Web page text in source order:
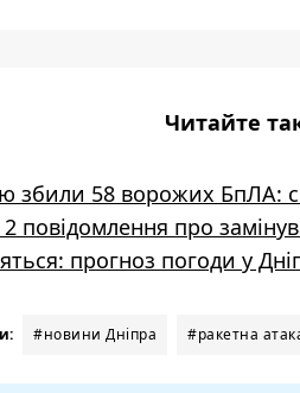
Читайте
збили 58 ворожих БпЛА:
повідомлення про
прогноз погоди у
#новини Дніпра #ракетна